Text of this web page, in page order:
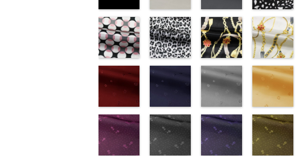
(-/TK)
http://www.anys.co.jp/wp-
content/uploads/2013/04/jpg
- 生地同系色
ステル100％
CHARALIST、
DOLCELABY、
JEANNE、
LUNAMARY、
LUNAMARY
ラージサイ
(221/OT)
http://www.anys.co.jp/wp-
content/uploads/2013/04/221.jpg
221 ベージュ
ステル100％
CHARALIST、
JEANNE、
LUNAMARY、
LUNAMARY
ラージサイ
(19/OT)
http://www.anys.co.jp/wp-
content/uploads/2013/02/19.jpg
19 ブラック
ステル100％
CHARALIST、
DOLCELABY、
JEANNE、
LUNAMARY、
LUNAMARY
ラージサイ
ワイト模様
(KKP3601-
24-C)
http://
24-c.jpg
KKP3601-24-
C ブラック×
ホワイト
テル100％
DOLCELABY、
FairyRose
6000
柄ピンク
(KKP1092-
93-D/UN)
http://www.anys.co.jp/wp-
93-d.jpg
KKP1092-93-
D
ピンク
幾
何学ドット柄
グレー
(KKP1092-
55-C/UN)
http://www.anys.co.jp/wp-
55-c.jpg
KKP1092-55-
C
グレー
レ
オパード柄
ト柄ブラック
(KKP1092-
137-D/UN)
http://www.anys.co.jp/wp-
137-d.jpg
KKP1092-
137-D
ブラッ
ク
チェーン
ト柄ホワイト
(KKP1092-
137-A/UN)
http://
137-a.jpg
KKP1092-
137-A ホワイ
ト
チェーン
(AK203-
51/LT)
http://www.anys.co.jp/wp-
content/uploads/2013/05/ak203-
(AK203-
50/LT)
http://www.anys.co.jp/wp-
content/uploads/2013/05/ak203-
(AK203-
31/LT)
http://www.anys.co.jp/wp-
content/uploads/2013/05/ak203-
(AK203-
29/LT)
http://
content/